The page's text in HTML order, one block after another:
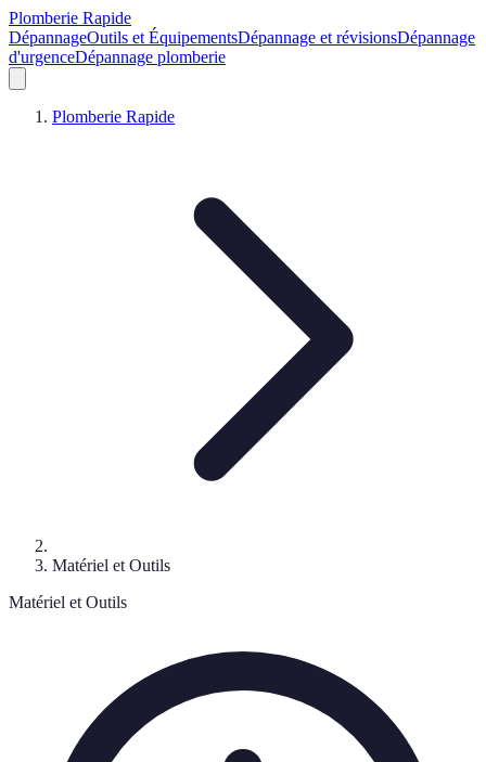
Plomberie Rapide
DépannageOutils et ÉquipementsDépannage et révisionsDépannage
d'urgenceDépannage plomberie
Plomberie Rapide
Matériel et Outils
Matériel et Outils